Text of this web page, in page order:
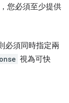
您必須至少提供
必須同時指定兩
視為可快